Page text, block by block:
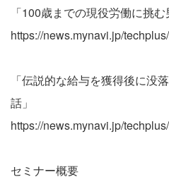
「100歳までの現役労働に挑む
https://news.mynavi.jp/
「伝説的な給与を獲得後に没
話」
https://news.mynavi.jp/
セミナー概要